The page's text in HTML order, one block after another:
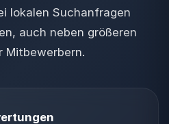
lokalen Suchanfragen
auch neben größeren
Mitbewerbern.